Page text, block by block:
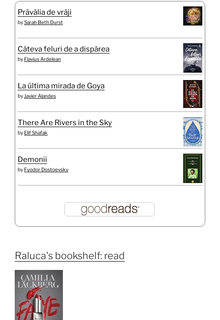
Prăvălia de vrăji
bySarah Beth Durst
Câteva feluri de a dispărea
by Flavius Ardelean
La última mirada de Goya
by Javier Alandes
There Are Rivers in the Sky
by Elif Shafak
Demonii
by Fyodor Dostoevsky
Raluca's bookshelf: read